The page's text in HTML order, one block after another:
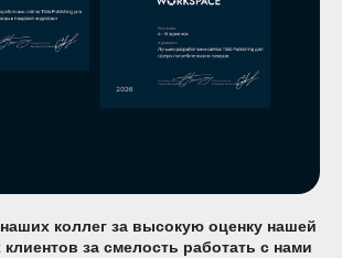
коллег за высокую оценку нашей
за смелость работать с нами